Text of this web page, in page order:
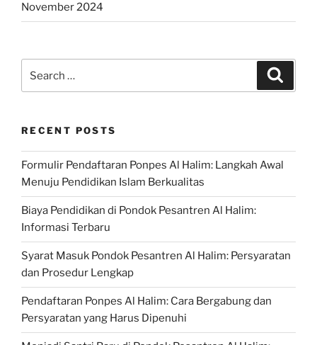
November 2024
for:
RECENT POSTS
Formulir Pendaftaran Ponpes Al Halim: Langkah Awal
Menuju Pendidikan Islam Berkualitas
Biaya Pendidikan di Pondok Pesantren Al Halim:
Informasi Terbaru
Syarat Masuk Pondok Pesantren Al Halim: Persyaratan
dan Prosedur Lengkap
Pendaftaran Ponpes Al Halim: Cara Bergabung dan
Persyaratan yang Harus Dipenuhi